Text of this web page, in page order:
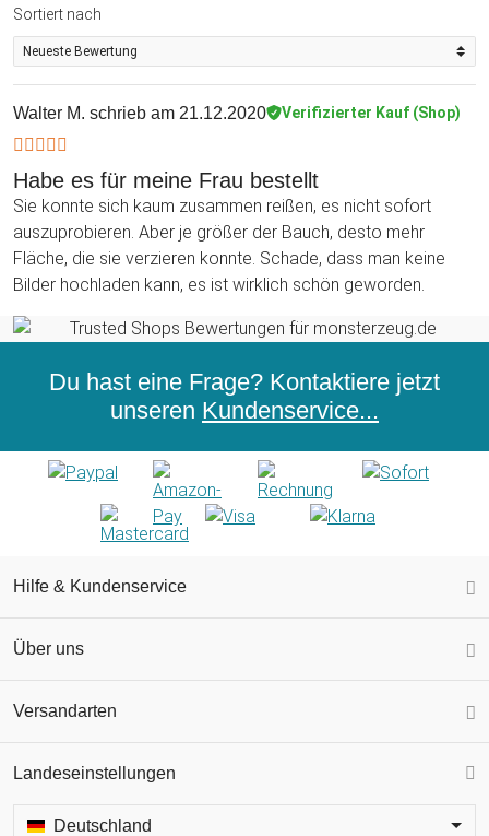
Sortiert nach
Walter M. schrieb am 21.12.2020 Verifizierter Kauf (Shop)
Habe es für meine Frau bestellt
Sie konnte sich kaum zusammen reißen, es nicht sofort
auszuprobieren. Aber je größer der Bauch, desto mehr
Fläche, die sie verzieren konnte. Schade, dass man keine
Bilder hochladen kann, es ist wirklich schön geworden.
Du hast eine Frage? Kontaktiere jetzt
unseren Kundenservice...
Hilfe & Kundenservice
Über uns
Versandarten
Landeseinstellungen
Deutschland